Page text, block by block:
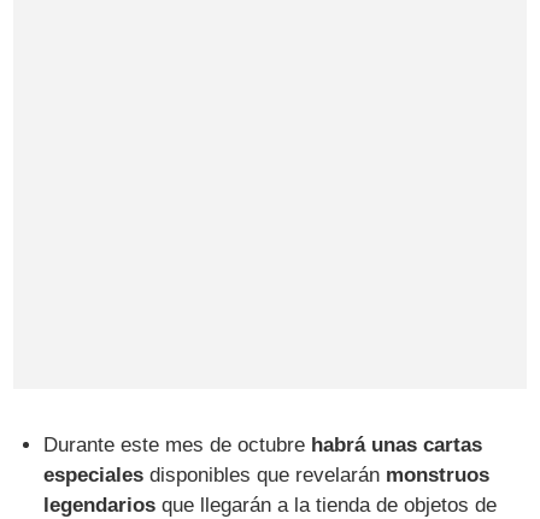
Durante este mes de octubre habrá unas cartas
especiales disponibles que revelarán monstruos
legendarios que llegarán a la tienda de objetos de